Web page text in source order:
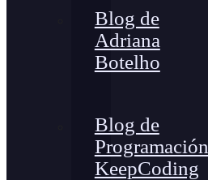
Blog de
Adriana
Botelho
Blog de
Programación
KeepCoding